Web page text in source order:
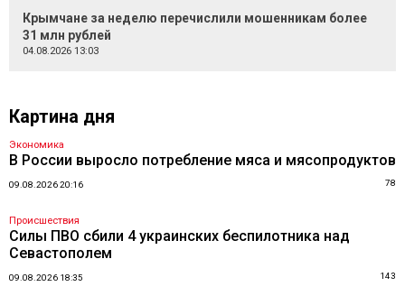
Крымчане за неделю перечислили мошенникам более
31 млн рублей
04.08.2026 13:03
Картина дня
Экономика
В России выросло потребление мяса и мясопродуктов
09.08.2026 20:16 78
Происшествия
Силы ПВО сбили 4 украинских беспилотника над
Севастополем
09.08.2026 18:35 143